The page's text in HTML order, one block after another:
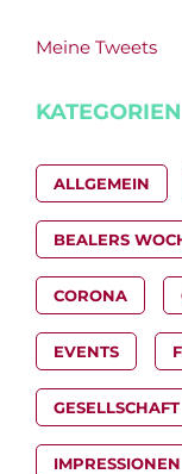
Meine Tweets
KATEGORIEN
ALLGEMEIN
BEALERS
CORONA
EVENTS
GESELLSCHAFT
IMPRESSIONEN